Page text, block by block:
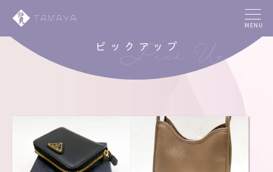
MENU
ピックアップ